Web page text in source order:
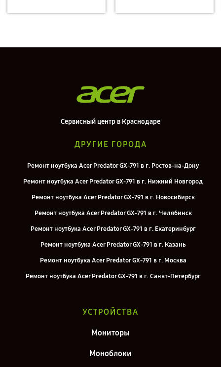
Сервисный центр в Краснодаре
ДРУГИЕ ГОРОДА
Ремонт ноутбука Acer Predator GX-791 в г. Ростов-на-Дону
Ремонт ноутбука Acer Predator GX-791 в г. Нижний Новгород
Ремонт ноутбука Acer Predator GX-791 в г. Новосибирск
Ремонт ноутбука Acer Predator GX-791 в г. Челябинск
Ремонт ноутбука Acer Predator GX-791 в г. Екатеринбург
Ремонт ноутбука Acer Predator GX-791 в г. Казань
Ремонт ноутбука Acer Predator GX-791 в г. Москва
Ремонт ноутбука Acer Predator GX-791 в г. Санкт-Петербург
УСТРОЙСТВА
Мониторы
Моноблоки